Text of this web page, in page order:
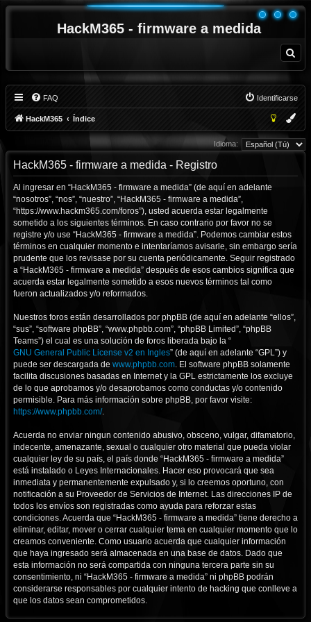
HackM365 - firmware a medida
u
FAQ Identificarse
HackM365 Índice
Idioma:
HackM365 - firmware a medida - Registro
Al ingresar en “HackM365 - firmware a medida” (de aquí en adelante
“nosotros”, “nos”, “nuestro”, “HackM365 - firmware a medida”,
“https://www.hackm365.com/foros”), usted acuerda estar legalmente
sometido a los siguientes términos. En caso contrario por favor no se
registre y/o use “HackM365 - firmware a medida”. Podemos cambiar estos
términos en cualquier momento e intentaríamos avisarle, sin embargo sería
prudente que los revisase por su cuenta periódicamente. Seguir registrado
a “HackM365 - firmware a medida” después de esos cambios significa que
acuerda estar legalmente sometido a esos nuevos términos tal como
fueron actualizados y/o reformados.
Nuestros foros están desarrollados por phpBB (de aquí en adelante “ellos”,
“sus”, “software phpBB”, “www.phpbb.com”, “phpBB Limited”, “phpBB
Teams”) el cual es una solución de foros liberada bajo la “
GNU General Public License v2 en Ingles” (de aquí en adelante “GPL”) y
puede ser descargada de www.phpbb.com. El software phpBB solamente
facilita discusiones basadas en Internet y la GPL estrictamente los excluye
de lo que aprobamos y/o desaprobamos como conductas y/o contenido
permisible. Para más información sobre phpBB, por favor visite:
https://www.phpbb.com/.
Acuerda no enviar ningun contenido abusivo, obsceno, vulgar, difamatorio,
indecente, amenazante, sexual o cualquier otro material que pueda violar
cualquier ley de su país, el país donde “HackM365 - firmware a medida”
está instalado o Leyes Internacionales. Hacer eso provocará que sea
inmediata y permanentemente expulsado y, si lo creemos oportuno, con
notificación a su Proveedor de Servicios de Internet. Las direcciones IP de
todos los envíos son registradas como ayuda para reforzar estas
condiciones. Acuerda que “HackM365 - firmware a medida” tiene derecho a
eliminar, editar, mover o cerrar cualquier tema en cualquier momento que lo
creamos conveniente. Como usuario acuerda que cualquier información
que haya ingresado será almacenada en una base de datos. Dado que
esta información no será compartida con ninguna tercera parte sin su
consentimiento, ni “HackM365 - firmware a medida” ni phpBB podrán
considerarse responsables por cualquier intento de hacking que conlleve a
que los datos sean comprometidos.